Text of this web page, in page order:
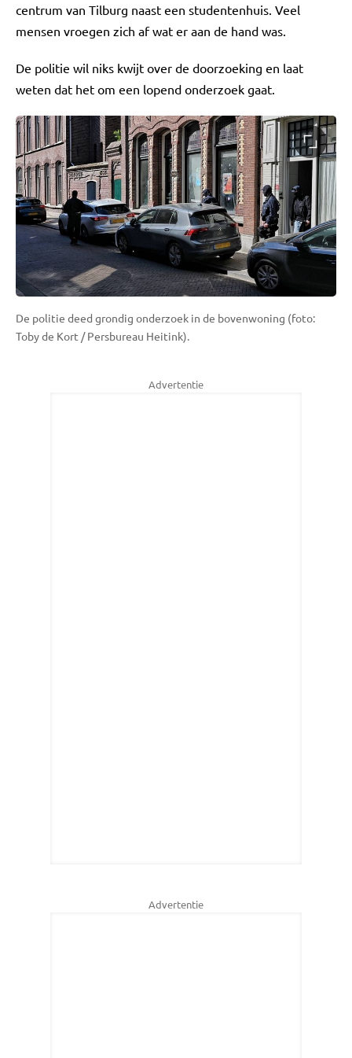
centrum van Tilburg naast een studentenhuis. Veel
mensen vroegen zich af wat er aan de hand was.
De politie wil niks kwijt over de doorzoeking en laat
weten dat het om een lopend onderzoek gaat.
De politie deed grondig onderzoek in de bovenwoning (foto:
Toby de Kort / Persbureau Heitink).
Advertentie
Advertentie